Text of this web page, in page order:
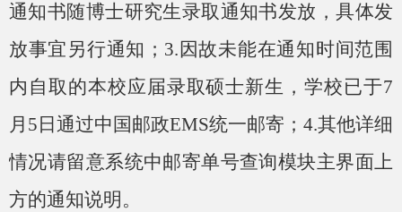
通知书随博士研究生录取通知书发放，具体发
放事宜另行通知；3.因故未能在通知时间范围
内自取的本校应届录取硕士新生，学校已于7
月 5 日通过中国邮政EMS统一邮寄；4.其他详细
情况请留意系统中邮寄单号查询模块主界面上
方的通知说明。